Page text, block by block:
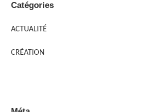
Catégories
ACTUALITÉ
CRÉATION